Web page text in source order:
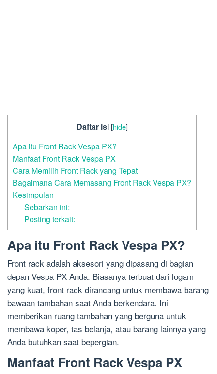
Daftar isi [hide]
Apa itu Front Rack Vespa PX?
Manfaat Front Rack Vespa PX
Cara Memilih Front Rack yang Tepat
Bagaimana Cara Memasang Front Rack Vespa PX?
Kesimpulan
Sebarkan ini:
Posting terkait:
Apa itu Front Rack Vespa PX?
Front rack adalah aksesori yang dipasang di bagian
depan Vespa PX Anda. Biasanya terbuat dari logam
yang kuat, front rack dirancang untuk membawa barang
bawaan tambahan saat Anda berkendara. Ini
memberikan ruang tambahan yang berguna untuk
membawa koper, tas belanja, atau barang lainnya yang
Anda butuhkan saat bepergian.
Manfaat Front Rack Vespa PX